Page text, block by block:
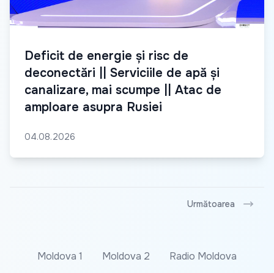
Deficit de energie și risc de
deconectări || Serviciile de apă și
canalizare, mai scumpe || Atac de
amploare asupra Rusiei
04.08.2026
Următoarea
Moldova 1 Moldova 2
Radio Moldova